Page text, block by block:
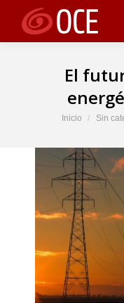
El
Estás aquí:
Inicio Sin